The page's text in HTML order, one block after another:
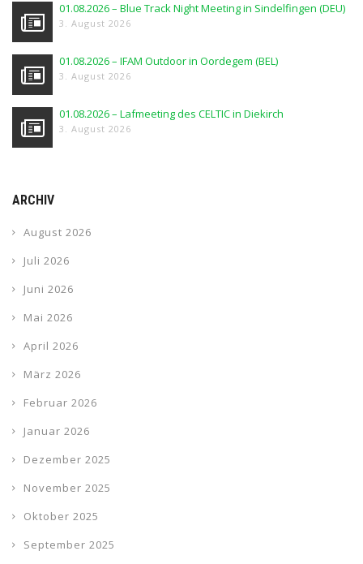
01.08.2026 – Blue Track Night Meeting in Sindelfingen (DEU)
3. August 2026
01.08.2026 – IFAM Outdoor in Oordegem (BEL)
3. August 2026
01.08.2026 – Lafmeeting des CELTIC in Diekirch
3. August 2026
ARCHIV
August 2026
Juli 2026
Juni 2026
Mai 2026
April 2026
März 2026
Februar 2026
Januar 2026
Dezember 2025
November 2025
Oktober 2025
September 2025